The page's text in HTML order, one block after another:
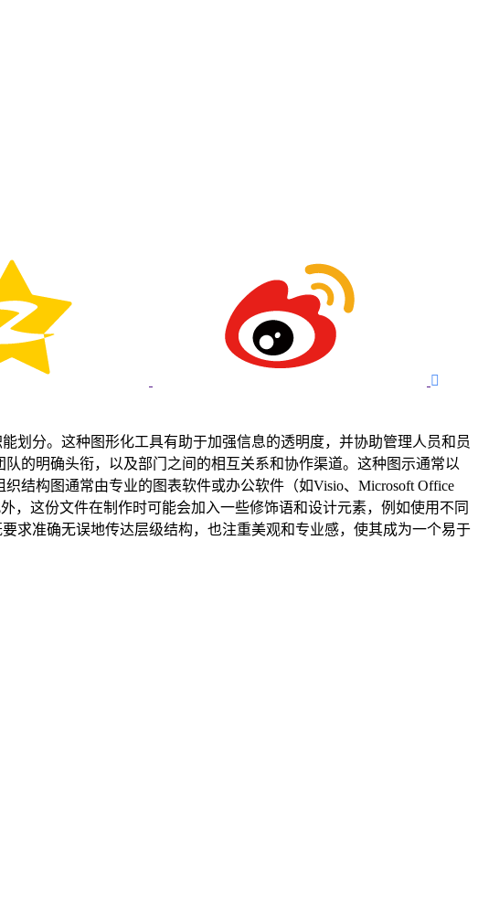

划分。这种图形化工具有助于加强信息的透明度，并协助管理人员和员
求准确无误地传达层级结构，也注重美观和专业感，使其成为一个易于